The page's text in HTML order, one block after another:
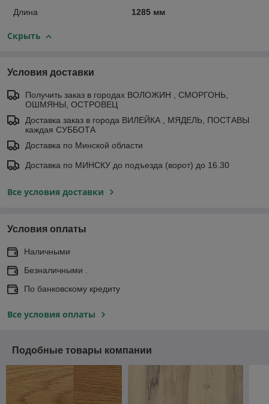
Длина
1285 мм
Скрыть
Условия доставки
Получить заказ в городах ВОЛОЖИН , СМОРГОНЬ,
ОШМЯНЫ, ОСТРОВЕЦ
Доставка заказ в города ВИЛЕЙКА , МЯДЕЛЬ, ПОСТАВЫ
каждая СУББОТА
Доставка по Минской области
Доставка по МИНСКУ до подъезда (ворот) до 16.30
Все условия доставки
Условия оплаты
Наличными
Безналичными .
По банковскому кредиту
Все условия оплаты
Подобные товары компании